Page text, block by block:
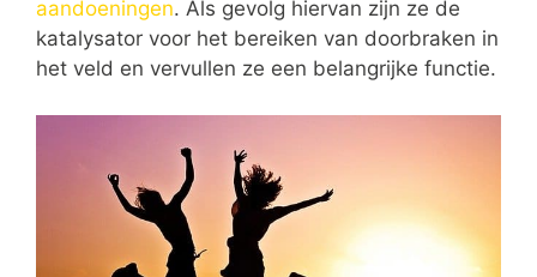
aandoeningen. Als gevolg hiervan zijn ze de
katalysator voor het bereiken van doorbraken in
het veld en vervullen ze een belangrijke functie.